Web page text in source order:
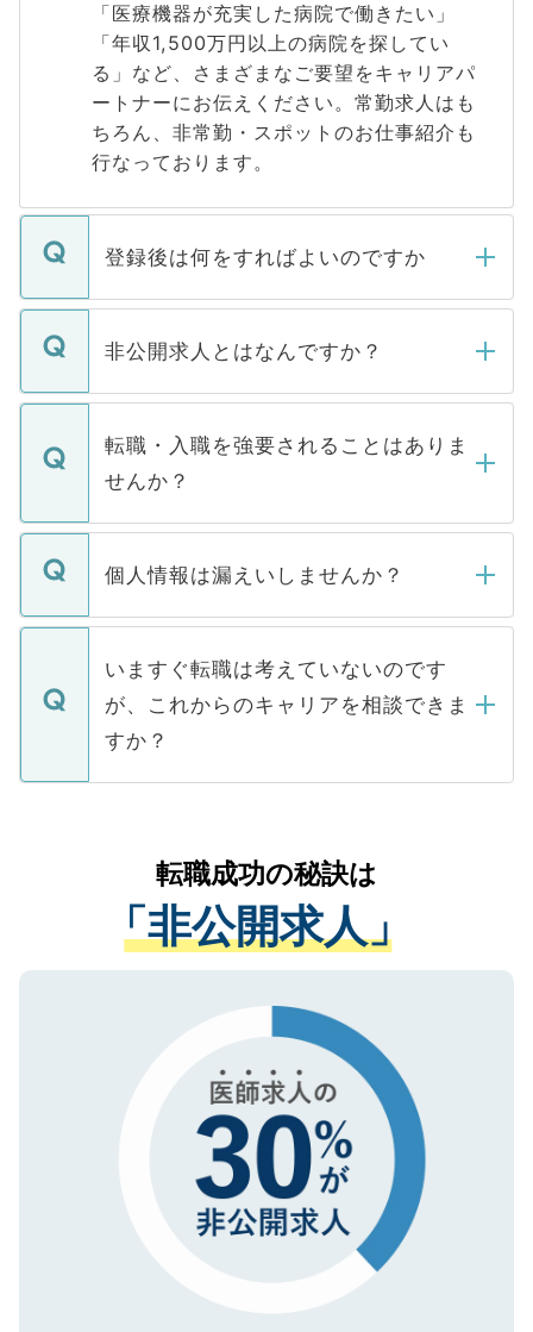
「医療機器が充実した病院で働きたい」
「年収1,500万円以上の病院を探してい
る」など、さまざまなご要望をキャリアパ
ートナーにお伝えください。常勤求人はも
ちろん、非常勤・スポットのお仕事紹介も
行なっております。
登録後は何をすればよいのですか
ご登録いただきましたら、弊社担当者がご
登録内容を確認し、その後メールもしくは
ます。通常、5営業日以内にはご連絡をせて
いただきますので、しばらくお待ちくださ
非公開求人とはなんですか？
マイナビDOCTORで取り扱っている求人の
うち約3割は、Webサイトからご覧いただ
けない「非公開求人」です。非公開求人は
下記の理由によって、一般には公開してい
ません。
■応募殺到を避けるため 人気のある医療機
関を公にしてしまうと、応募が殺到する場
に、医療機関が求める条件に合った人材の
みを人材紹介会社に依頼するケースが増え
ています。
転職・入職を強要されることはありま
せんか？
転職・入職を強要することは一切ありませ
ん。また、仮に応募先から内定をいただい
定を承諾する必要はありません。内定先へ
の辞退の連絡はキャリアパートナーが行い
個人情報は漏えいしませんか？
個人情報が漏えいすることはありませんの
で、ご安心ください。当サイトからの登録
などで収集したご登録者様の個人情報は、
ご本人のキャリアアップおよび転職活動の
支援を目的に使用いたします。お預かりし
ているすべての個人データはご本人の許可
は、個人情報の取り扱いについての厳密な
管理基準を満たした事業者のみに付与され
る、プライバシーマークを取得済みです。
で、機密保持に関してもご安心ください。
いますぐ転職は考えていないのです
が、これからのキャリアを相談できま
すか？
かがいして、現在の医療機関の状況や紹介
経験をまじえながら、適切なアドバイスを
させていただきます。すぐにご転職をされ
ない方には、長期的なサポートが可能です
ので、まずはご登録ください。
転職成功の秘訣は
「非公開求人」